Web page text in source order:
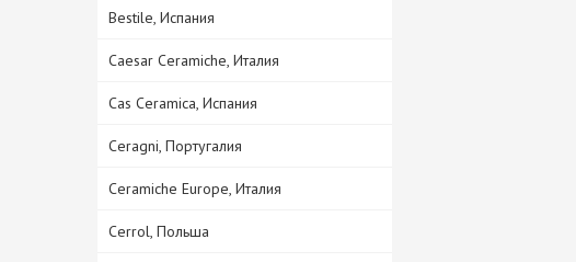
Bestile, Испания
Caesar Ceramiche, Италия
Cas Ceramica, Испания
Ceragni, Португалия
Ceramiche Europe, Италия
Cerrol, Польша